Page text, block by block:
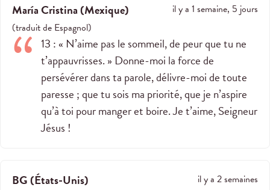
María Cristina(Mexique)
il y a 1 semaine, 5 jours
(traduit de Espagnol)
13 : « N’aime pas le sommeil, de peur que tu ne
t’appauvrisses. » Donne-moi la force de
persévérer dans ta parole, délivre-moi de toute
paresse ; que tu sois ma priorité, que je n’aspire
qu’à toi pour manger et boire. Je t’aime, Seigneur
Jésus !
BG(États-Unis)
il y a 2 semaines